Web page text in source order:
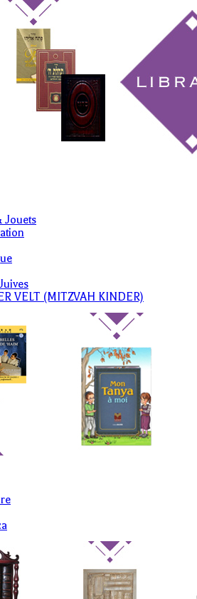
Jouets
VELT (MITZVAH KINDER)